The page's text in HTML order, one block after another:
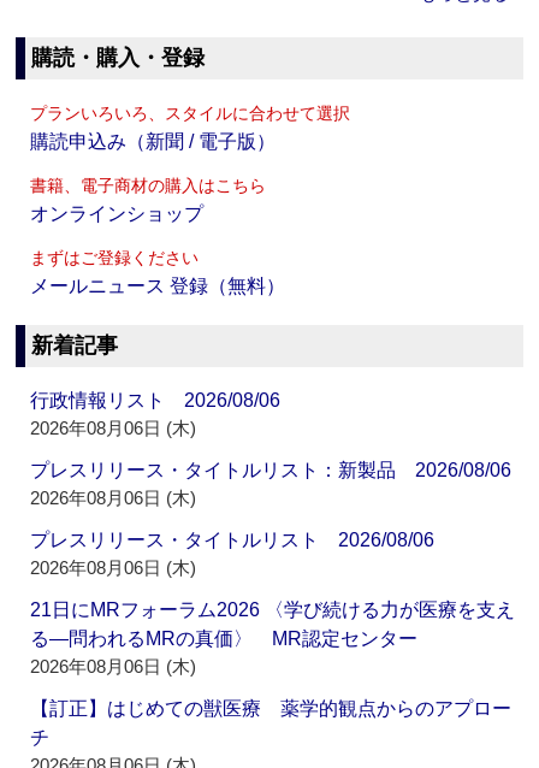
購読・購入・登録
プランいろいろ、スタイルに合わせて選択
購読申込み（新聞 / 電子版）
書籍、電子商材の購入はこちら
オンラインショップ
まずはご登録ください
メールニュース 登録（無料）
新着記事
行政情報リスト 2026/08/06
2026年08月06日 (木)
プレスリリース・タイトルリスト：新製品 2026/08/06
2026年08月06日 (木)
プレスリリース・タイトルリスト 2026/08/06
2026年08月06日 (木)
21日にMRフォーラム2026 〈学び続ける力が医療を支え
る―問われるMRの真価〉 MR認定センター
2026年08月06日 (木)
【訂正】はじめての獣医療 薬学的観点からのアプロー
チ